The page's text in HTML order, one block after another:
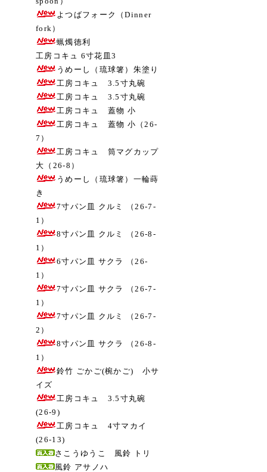
よつばフォーク（Dinner
fork）
蝋燭徳利
工房コキュ 6寸花皿3
うめーし（琉球箸）朱塗り
工房コキュ 3.5寸丸碗
工房コキュ 3.5寸丸碗
工房コキュ 蓋物 小
工房コキュ 蓋物 小（26-
7）
工房コキュ 筒マグカップ
大（26-8）
うめーし（琉球箸）一輪蒔
き
7寸パン皿 クルミ （26-7-
1）
8寸パン皿 クルミ （26-8-
1）
6寸パン皿 サクラ （26-
1）
7寸パン皿 サクラ （26-7-
1）
7寸パン皿 クルミ （26-7-
2）
8寸パン皿 サクラ （26-8-
1）
鈴竹 ごかご(椀かご) 小サ
イズ
工房コキュ 3.5寸丸碗
(26-9)
工房コキュ 4寸マカイ
(26-13)
さこうゆうこ 風鈴 トリ
風鈴 アサノハ